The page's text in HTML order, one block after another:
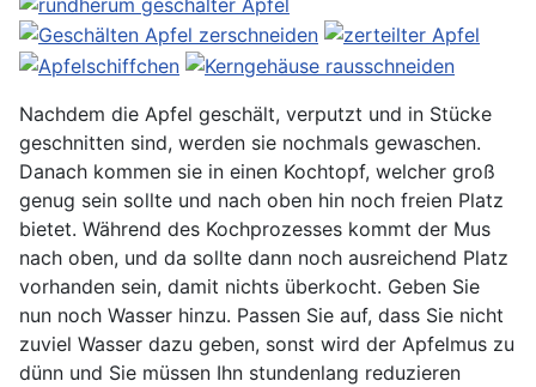
Nachdem die Apfel geschält, verputzt und in Stücke
geschnitten sind, werden sie nochmals gewaschen.
Danach kommen sie in einen Kochtopf, welcher groß
genug sein sollte und nach oben hin noch freien Platz
bietet. Während des Kochprozesses kommt der Mus
nach oben, und da sollte dann noch ausreichend Platz
vorhanden sein, damit nichts überkocht. Geben Sie
nun noch Wasser hinzu. Passen Sie auf, dass Sie nicht
zuviel Wasser dazu geben, sonst wird der Apfelmus zu
dünn und Sie müssen Ihn stundenlang reduzieren